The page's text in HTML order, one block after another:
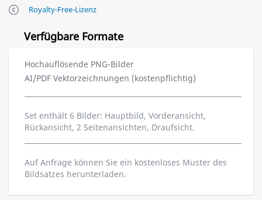
Royalty-Free-Lizenz
Verfügbare Formate
Hochauflösende PNG-Bilder
AI/PDF Vektorzeichnungen (kostenpflichtig)
Set enthält 6 Bilder: Hauptbild, Vorderansicht,
Rückansicht, 2 Seitenansichten, Draufsicht.
Auf Anfrage können Sie ein kostenloses Muster des
Bildsatzes herunterladen.